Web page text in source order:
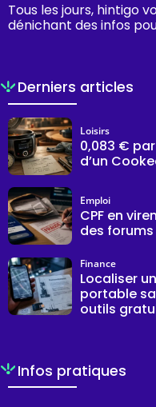
Tous les jours, hintigo
dénichant des infos
Derniers articles
0,083 €
d’un
Loisirs
CPF en
des
Emploi
Localiser
portable
outils
Finance
Infos pratiques